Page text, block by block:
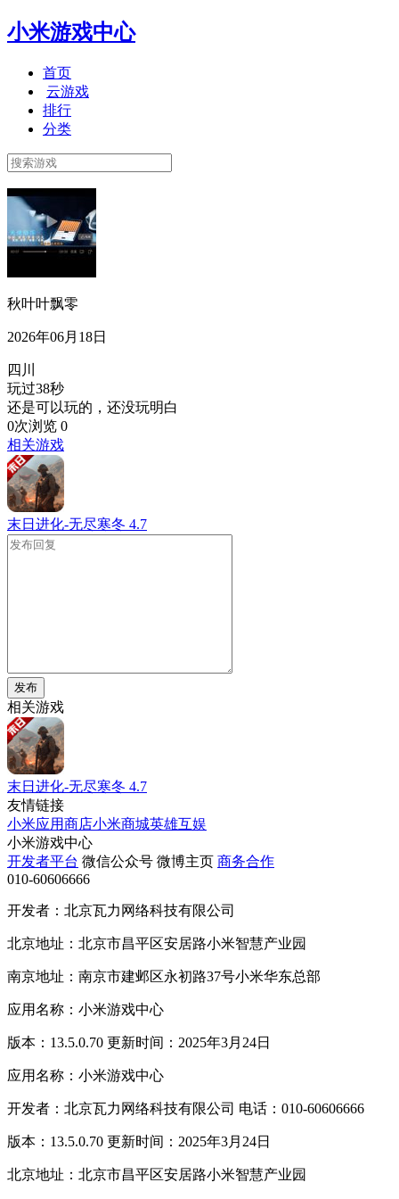
小米游戏中心
首页
云游戏
排行
分类
秋叶叶飘零
2026年06月18日
四川
玩过38秒
还是可以玩的，还没玩明白
0次浏览 0
相关游戏
末日进化-无尽寒冬 4.7
发布
相关游戏
末日进化-无尽寒冬 4.7
友情链接
小米应用商店小米商城英雄互娱
小米游戏中心
开发者平台 微信公众号 微博主页 商务合作
010-60606666
开发者：北京瓦力网络科技有限公司
北京地址：北京市昌平区安居路小米智慧产业园
南京地址：南京市建邺区永初路37号小米华东总部
应用名称：小米游戏中心
版本：13.5.0.70 更新时间：2025年3月24日
应用名称：小米游戏中心
开发者：北京瓦力网络科技有限公司 电话：010-60606666
版本：13.5.0.70 更新时间：2025年3月24日
北京地址：北京市昌平区安居路小米智慧产业园